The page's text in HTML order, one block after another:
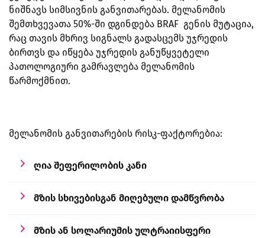
ნიშნავს სიმსივნის განვითარებას. მელანომის
შემთხვევათა 50%-ში დგინდება BRAF გენის მუტაცია,
რაც თავის მხრივ სიგნალს გადასცემს უჯრედის
ბირთვს და იწყება უჯრედის განუწყვეტელი
პათოლოგიური გამრავლება მელანომის
წარმოქმნით.
მელანომის განვითარების რისკ-ფაქტორებია:
ღია შეფერილობის კანი
მზის სხივებისგან მიღებული დამწვრობა
მზის ან სოლარიუმის ულტრაიისფერი